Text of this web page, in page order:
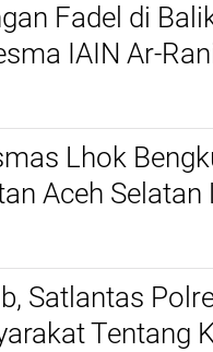
Fadel di
IAIN Ar-
Putusan Bebas
Lhok
Aceh
Satlantas
Tentang